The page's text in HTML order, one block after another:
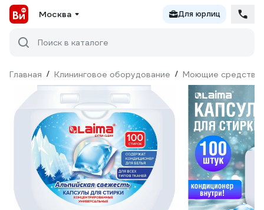
Москва Для юрлиц
Поиск в каталоге
Главная / Клининговое оборудование / Моющие средства